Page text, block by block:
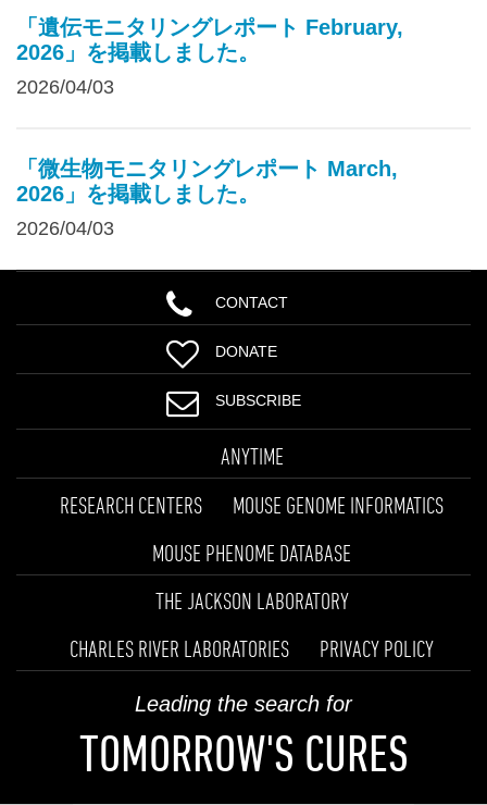
「遺伝モニタリングレポート February,
2026」を掲載しました。
2026/04/03
「微生物モニタリングレポート March,
2026」を掲載しました。
2026/04/03
CONTACT
DONATE
SUBSCRIBE
ANYTIME
RESEARCH CENTERS
MOUSE GENOME INFORMATICS
MOUSE PHENOME DATABASE
THE JACKSON LABORATORY
CHARLES RIVER LABORATORIES
PRIVACY POLICY
Leading the search for
TOMORROW'S CURES